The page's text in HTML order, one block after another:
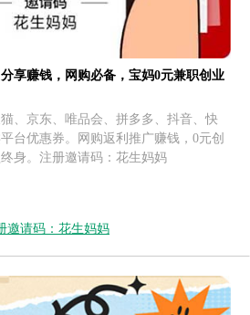
享赚钱，网购必备，宝妈0元兼职创业
、京东、唯品会、拼多多、抖音、快
台优惠券。网购返利推广赚钱，0元创
身。注册邀请码：花生妈妈
邀请码：花生妈妈